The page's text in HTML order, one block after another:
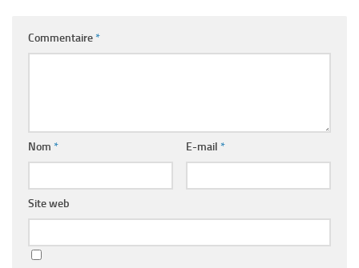
Commentaire*
Nom * E-mail *
Site web